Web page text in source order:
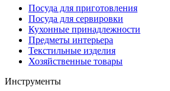
Посуда для приготовления
Посуда для сервировки
Кухонные принадлежности
Предметы интерьера
Текстильные изделия
Хозяйственные товары
Инструменты